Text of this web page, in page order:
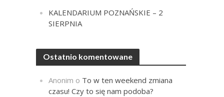
KALENDARIUM POZNAŃSKIE – 2
SIERPNIA
Ostatnio komentowane
Anonim o To w ten weekend zmiana
czasu! Czy to się nam podoba?